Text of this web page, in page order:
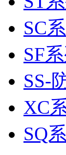
SC
SF
SS-
XC
SQ